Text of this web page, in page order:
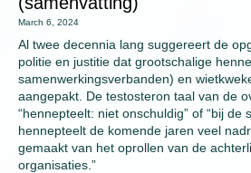
March 6, 2024
Al twee decennia lang suggereert de
politie en justitie dat grootschalige
samenwerkingsverbanden) en
aangepakt. De testosteron taal van de
“hennepteelt: niet onschuldig” of “bij de
hennepteelt de komende jaren veel
gemaakt van het oprollen van de
organisaties.”